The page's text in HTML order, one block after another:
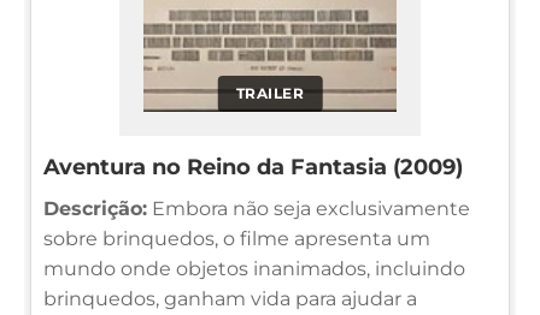
TRAILER
Aventura no Reino da Fantasia (2009)
Descrição: Embora não seja exclusivamente
sobre brinquedos, o filme apresenta um
mundo onde objetos inanimados, incluindo
brinquedos, ganham vida para ajudar a